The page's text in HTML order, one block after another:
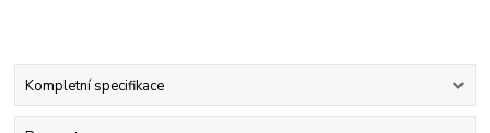
Kompletní specifikace